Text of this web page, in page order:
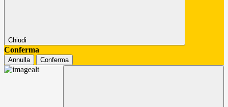
Chiudi
Conferma
Annulla Conferma